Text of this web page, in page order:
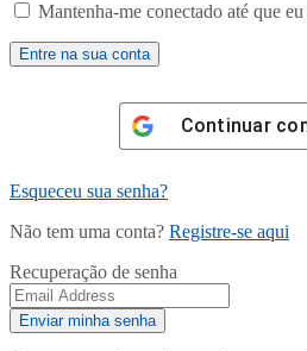
Mantenha-me conectado até que eu
Continuar
Esqueceu sua senha?
Não tem uma conta? Registre-se aqui
Recuperação de senha